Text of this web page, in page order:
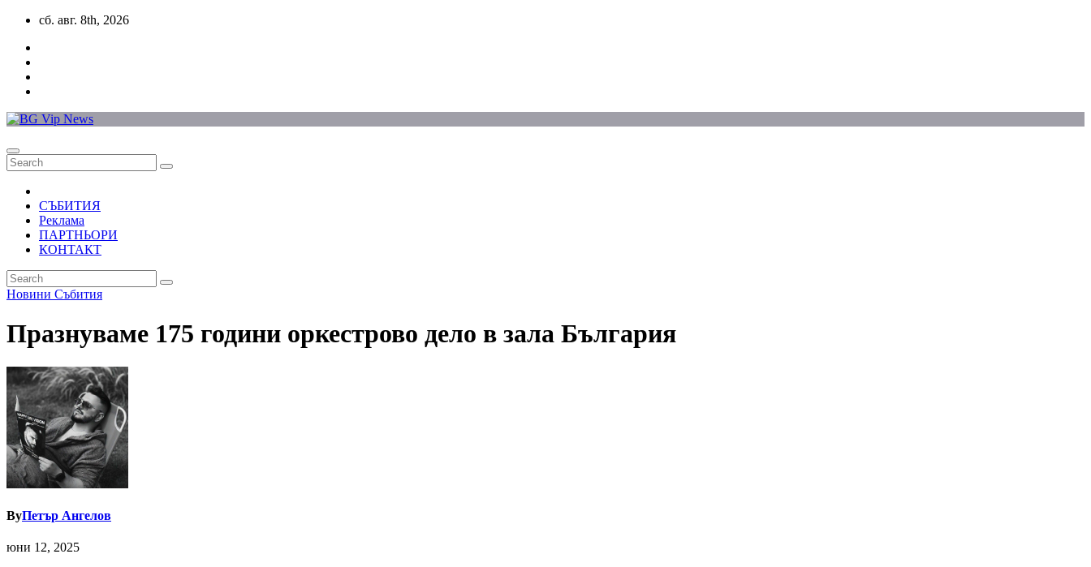
Skip
content
сб. авг. 8th, 2026
СЪБИТИЯ
Реклама
ПАРТНЬОРИ
КОНТАКТ
Новини Събития
Празнуваме 175 години оркестрово дело в зала България
ByПетър Ангелов
юни 12, 2025